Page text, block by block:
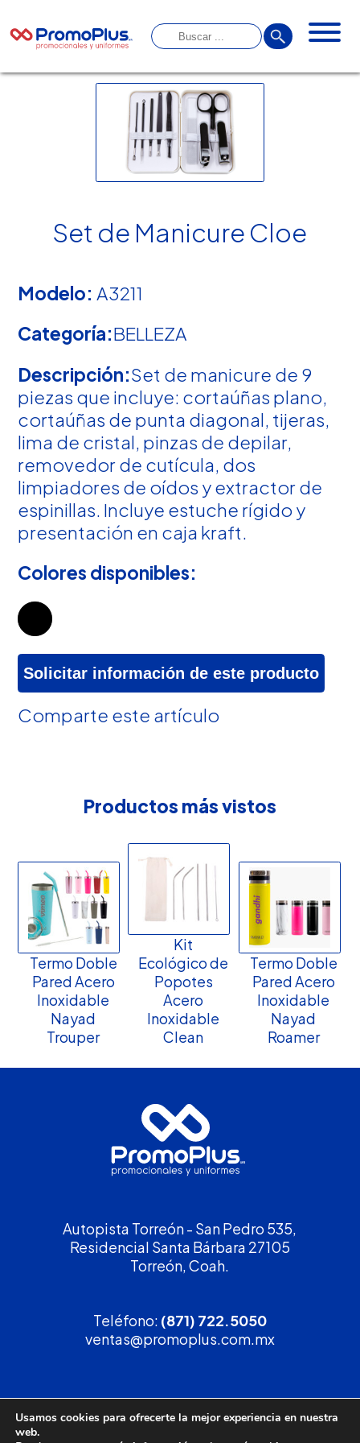
Set de Manicure Cloe
Modelo: A3211
Categoría:BELLEZA
Descripción:Set de manicure de 9
piezas que incluye: cortaúñas plano,
cortaúñas de punta diagonal, tijeras,
lima de cristal, pinzas de depilar,
removedor de cutícula, dos
limpiadores de oídos y extractor de
espinillas. Incluye estuche rígido y
presentación en caja kraft.
Colores disponibles:
Solicitar información de este producto
Comparte este artículo
Productos más vistos
Termo Doble
Pared Acero
Inoxidable
Nayad
Trouper
Kit
Ecológico de
Popotes
Acero
Inoxidable
Clean
Termo Doble
Pared Acero
Inoxidable
Nayad
Roamer
Autopista Torreón - San Pedro 535,
Residencial Santa Bárbara 27105
Torreón, Coah.
Teléfono: (871) 722.5050
ventas@promoplus.com.mx
¡Solicita tucotización!
Usamos cookies para ofrecerte la mejor experiencia en nuestra
web.